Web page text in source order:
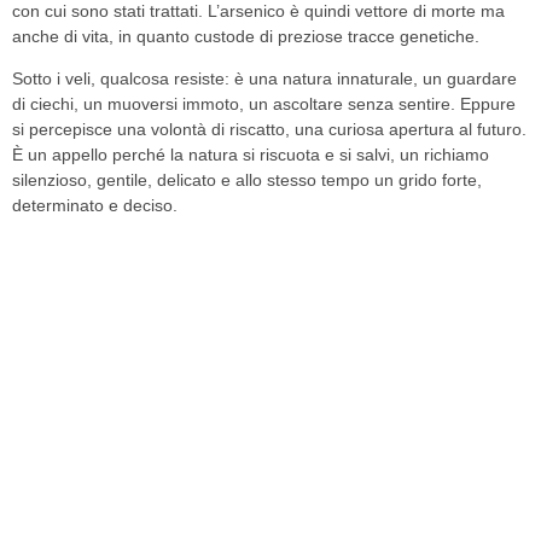
con cui sono stati trattati. L’arsenico è quindi vettore di morte ma
anche di vita, in quanto custode di preziose tracce genetiche.
Sotto i veli, qualcosa resiste: è una natura innaturale, un guardare
di ciechi, un muoversi immoto, un ascoltare senza sentire. Eppure
si percepisce una volontà di riscatto, una curiosa apertura al futuro.
È un appello perché la natura si riscuota e si salvi, un richiamo
silenzioso, gentile, delicato e allo stesso tempo un grido forte,
determinato e deciso.